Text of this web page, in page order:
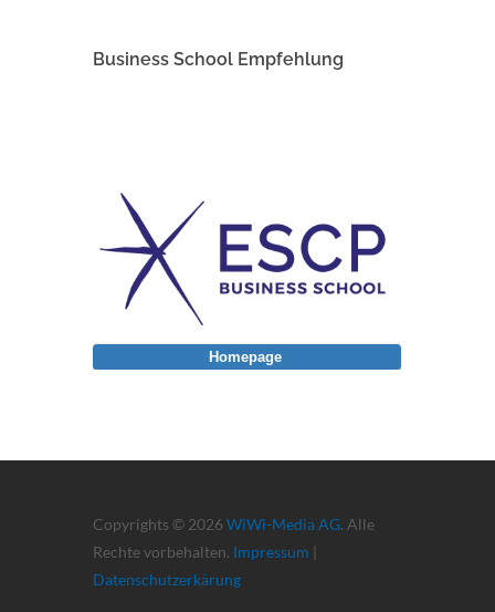
Business School Empfehlung
Copyrights © 2026 WiWi-Media AG. Alle
Rechte vorbehalten. Impressum |
Datenschutzerkärung
Homepage